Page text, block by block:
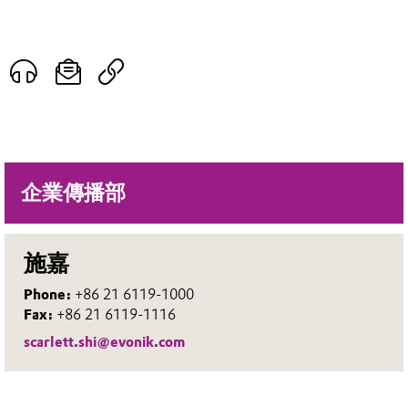
企業傳播部
施嘉
Phone: +86 21 6119-1000
Fax: +86 21 6119-1116
scarlett.shi@evonik.com